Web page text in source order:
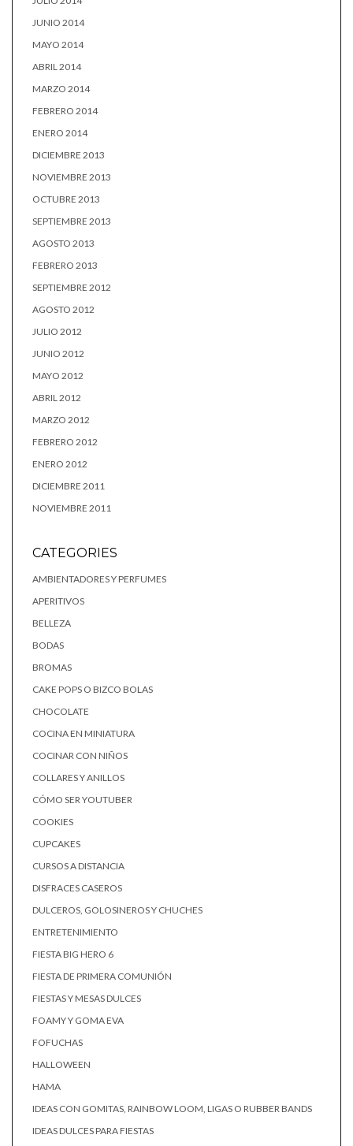
JUNIO 2014
MAYO 2014
ABRIL 2014
MARZO 2014
FEBRERO 2014
ENERO 2014
DICIEMBRE 2013
NOVIEMBRE 2013
OCTUBRE 2013
SEPTIEMBRE 2013
AGOSTO 2013
FEBRERO 2013
SEPTIEMBRE 2012
AGOSTO 2012
JULIO 2012
JUNIO 2012
MAYO 2012
ABRIL 2012
MARZO 2012
FEBRERO 2012
ENERO 2012
DICIEMBRE 2011
NOVIEMBRE 2011
CATEGORIES
AMBIENTADORES Y PERFUMES
APERITIVOS
BELLEZA
BODAS
BROMAS
CAKE POPS O BIZCO BOLAS
CHOCOLATE
COCINA EN MINIATURA
COCINAR CON NIÑOS
COLLARES Y ANILLOS
CÓMO SER YOUTUBER
COOKIES
CUPCAKES
CURSOS A DISTANCIA
DISFRACES CASEROS
DULCEROS, GOLOSINEROS Y CHUCHES
ENTRETENIMIENTO
FIESTA BIG HERO 6
FIESTA DE PRIMERA COMUNIÓN
FIESTAS Y MESAS DULCES
FOAMY Y GOMA EVA
FOFUCHAS
HALLOWEEN
HAMA
IDEAS CON GOMITAS, RAINBOW LOOM, LIGAS O RUBBER BANDS
IDEAS DULCES PARA FIESTAS